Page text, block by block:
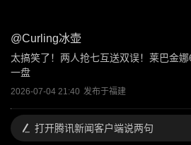
@Curling冰壶
太搞笑了！两人抢七互送双误！莱巴金
一盘
2026-07-04 21:40 发布于福建
打开腾讯新闻客户端说两句